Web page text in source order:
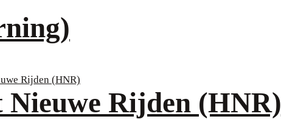
Nieuwe Rijden (HNR)